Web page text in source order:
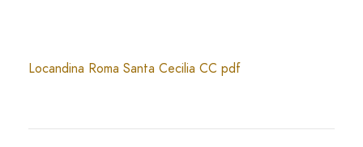
Locandina Roma Santa Cecilia CC pdf